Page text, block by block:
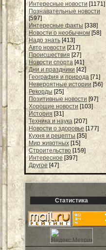
Интересные новости [1171]
Познавательные новости
[597]
Интересные факты [338]
Новости о необычном [58]
Надо знать [413]
Авто новости [217]
Происшествия [27]
Новости спорта [41]
Дни и праздники [42]
География и природа [71]
Невероятные истории [56]
Рекорды [25]
Позитивные новости [97]
Хорошие новости [103]
История [31]
Техника и наука [207]
Новости о здоровье [177]
Кухня и рецепты [35]
Мир животных [15]
Строительство [159]
Интересное [397]
Другое [47]
Статистика